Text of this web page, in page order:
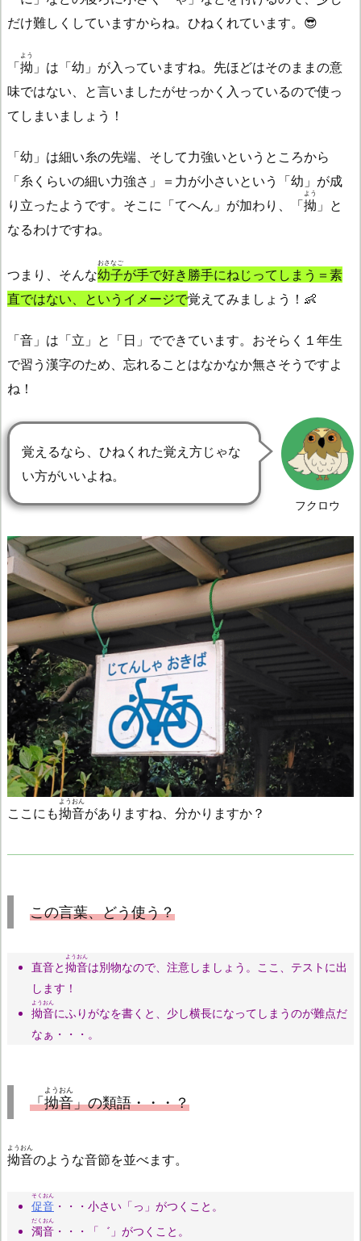
だけ難しくしていますからね。ひねくれています。😎
「拗
よう
」は「幼」が入っていますね。先ほどはそのままの意
味ではない、と言いましたがせっかく入っているので使っ
てしまいましょう！
「幼」は細い糸の先端、そして力強いというところから
「糸くらいの細い力強さ」＝力が小さいという「幼」が成
り立ったようです。そこに「てへん」が加わり、「拗
よう
」と
なるわけですね。
つまり、そんな幼子
おさなご
が手で好き勝手にねじってしまう＝素
直ではない、というイメージで覚えてみましょう！👶
「音」は「立」と「日」でできています。おそらく１年生
で習う漢字のため、忘れることはなかなか無さそうですよ
ね！
フクロウ
覚えるなら、ひねくれた覚え方じゃな
い方がいいよね。
ここにも拗音
ようおん
がありますね、分かりますか？
この言葉、どう使う？
直音と拗音
ようおん
は別物なので、注意しましょう。ここ、テストに出
します！
拗音
ようおん
にふりがなを書くと、少し横長になってしまうのが難点だ
なぁ・・・。
「拗音
ようおん
」の類語・・・？
拗音
ようおん
のような音節を並べます。
促音
そくおん
・・・小さい「っ」がつくこと。
濁音
だくおん
・・・「゛」がつくこと。